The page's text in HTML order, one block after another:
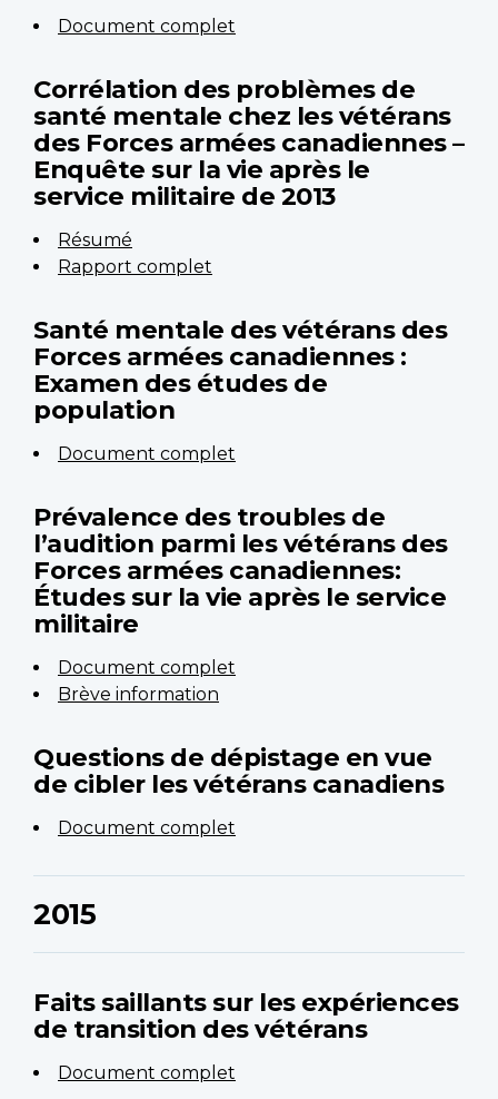
Document complet
Corrélation des problèmes de
santé mentale chez les vétérans
des Forces armées canadiennes –
Enquête sur la vie après le
service militaire de 2013
Résumé
Rapport complet
Santé mentale des vétérans des
Forces armées canadiennes :
Examen des études de
population
Document complet
Prévalence des troubles de
l’audition parmi les vétérans des
Forces armées canadiennes:
Études sur la vie après le service
militaire
Document complet
Brève information
Questions de dépistage en vue
de cibler les vétérans canadiens
Document complet
2015
Faits saillants sur les expériences
de transition des vétérans
Document complet